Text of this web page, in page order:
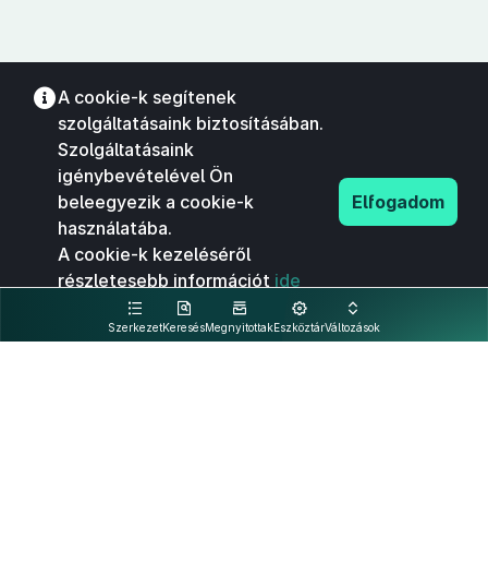
SzerkezetKeresésMegnyitottakEszköztárVáltozások
A cookie-k segítenek
szolgáltatásaink biztosításában.
Szolgáltatásaink
igénybevételével Ön
beleegyezik a cookie-k
használatába.
A cookie-k kezeléséről
részletesebb információt ide
kattintva olvashat.
Elfogadom